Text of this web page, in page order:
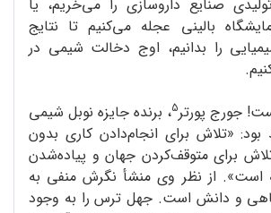
صنایع داروسازی را می‌خریم، یا
بالینی عجله می‌کنیم تا نتایج
را بدانیم، اوج دخالت شیمی در
جورج پورتر5، برنده جایزه نوبل شیمی
معتقد بود: «تلاش برای انجام‌دادن کاری بدون
برای متوقف‌کردن جهان و پیاده‌شدن
است». از نظر وی منشأ نگرش منفی به
و دانش است. جهل ترس را به وجود